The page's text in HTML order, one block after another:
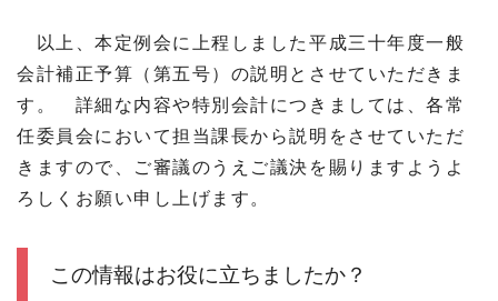
以上、本定例会に上程しました平成三十年度一般
会計補正予算（第五号）の説明とさせていただきま
す。 詳細な内容や特別会計につきましては、各常
任委員会において担当課長から説明をさせていただ
きますので、ご審議のうえご議決を賜りますようよ
ろしくお願い申し上げます。
この情報はお役に立ちましたか？